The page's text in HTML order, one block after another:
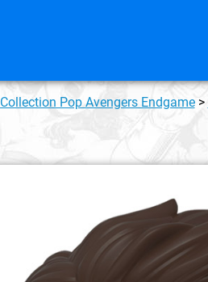
Collection Pop Avengers Endgame >